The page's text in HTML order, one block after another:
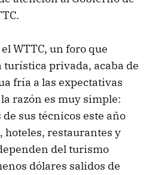
el WTTC, un foro que
privada, acaba de
fría a las expectativas
razón es muy simple:
sus técnicos este año
hoteles, restaurantes y
del turismo
dólares salidos de